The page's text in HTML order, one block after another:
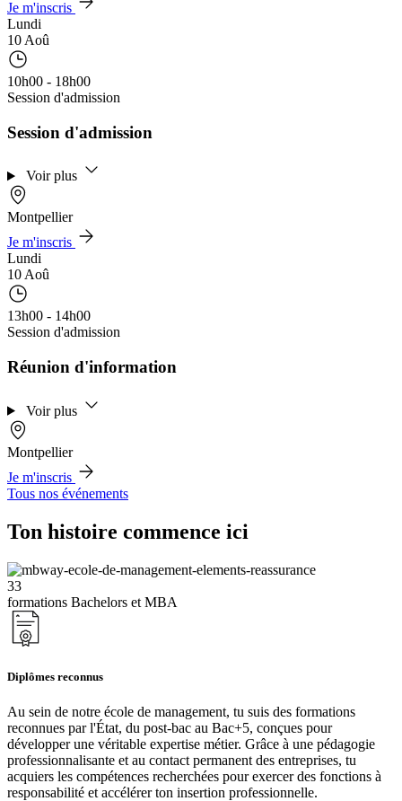
Je m'inscris
Lundi
10 Aoû
10h00 - 18h00
Session d'admission
Session d'admission
Voir plus
Montpellier
Je m'inscris
Lundi
10 Aoû
13h00 - 14h00
Session d'admission
Réunion d'information
Voir plus
Montpellier
Je m'inscris
Tous nos événements
Ton histoire commence ici
33
formations Bachelors et MBA
Diplômes reconnus
Au sein de notre école de management, tu suis des formations
reconnues par l'État, du post-bac au Bac+5, conçues pour
développer une véritable expertise métier. Grâce à une pédagogie
professionnalisante et au contact permanent des entreprises, tu
acquiers les compétences recherchées pour exercer des fonctions à
responsabilité et accélérer ton insertion professionnelle.